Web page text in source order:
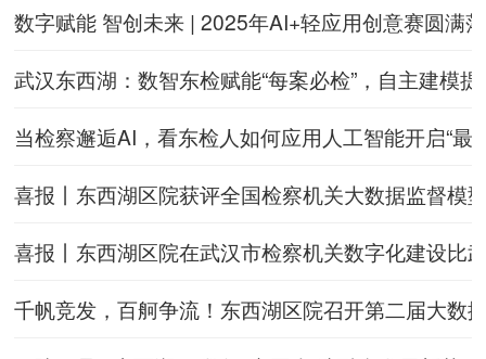
数字赋能 智创未来 | 2025年AI+轻应用创意赛圆满
武汉东西湖：数智东检赋能“每案必检”，自主建模
当检察邂逅AI，看东检人如何应用人工智能开启“最
喜报丨东西湖区院获评全国检察机关大数据监督模
喜报丨东西湖区院在武汉市检察机关数字化建设比
千帆竞发，百舸争流！东西湖区院召开第二届大数